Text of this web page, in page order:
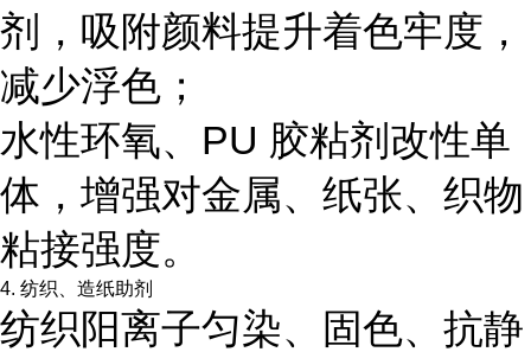
剂，吸附颜料提升着色牢度，
减少浮色；
水性环氧、PU 胶粘剂改性单
体，增强对金属、纸张、织物
粘接强度。
4. 纺织、造纸助剂
纺织阳离子匀染、固色、抗静